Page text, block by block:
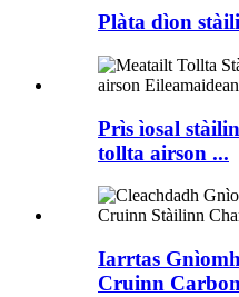
Plàta dìon
Prìs ìosal
tollta airson ...
Iarrtas
Cruinn